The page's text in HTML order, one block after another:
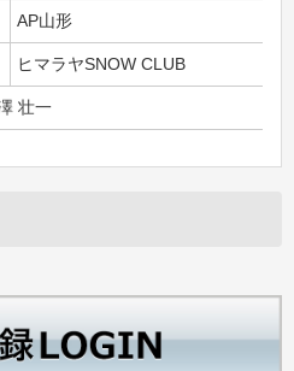
AP山形
ヒマラヤSNOW CLUB
壮一